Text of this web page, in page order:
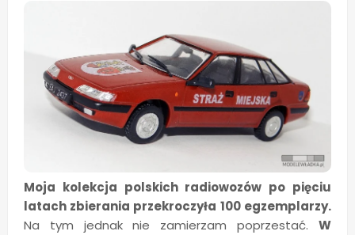
Moja kolekcja polskich radiowozów po pięciu
latach zbierania przekroczyła 100 egzemplarzy.
Na tym jednak nie zamierzam poprzestać.W